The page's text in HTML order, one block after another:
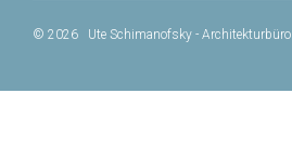
© 2026 Ute Schimanofsky - Architekturbüro